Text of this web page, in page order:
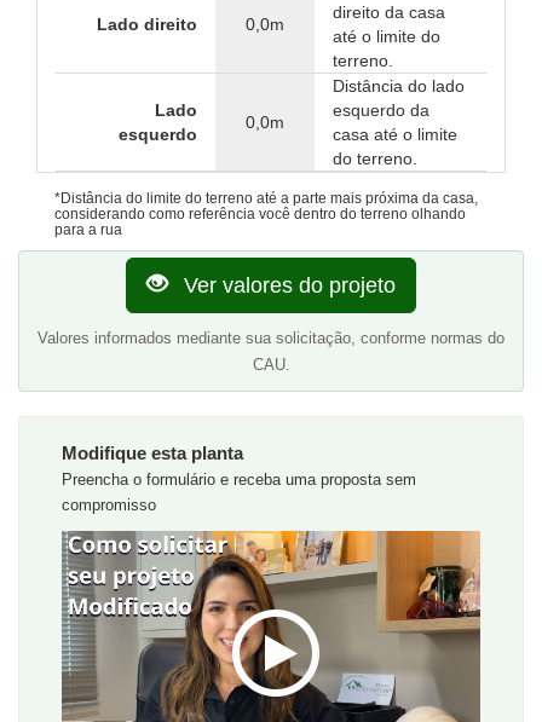
Lado direito 0,0m
direito da casa
até o limite do
terreno.
Lado
esquerdo
0,0m
Distância do lado
esquerdo da
casa até o limite
do terreno.
*Distância do limite do terreno até a parte mais próxima da casa,
considerando como referência você dentro do terreno olhando
para a rua
Ver valores do projeto
Valores informados mediante sua solicitação, conforme normas do
CAU.
Modifique esta planta
Preencha o formulário e receba uma proposta sem
compromisso